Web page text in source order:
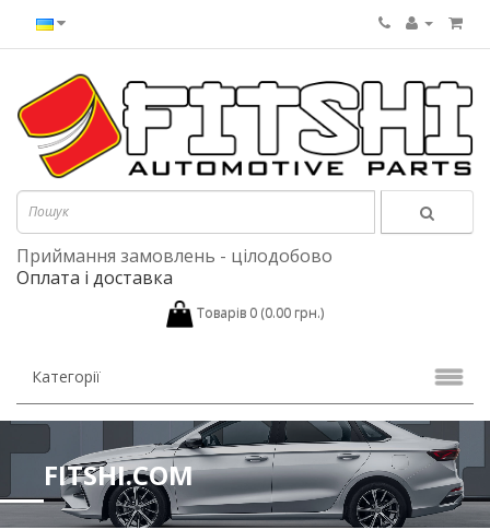
Приймання замовлень - цілодобово
Оплата і доставка
Товарів 0 (0.00 грн.)
Категорії
FITSHI.COM